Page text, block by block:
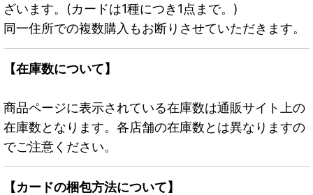
ざいます。(カードは1種につき1点まで。)
同一住所での複数購入もお断りさせていただきます。
【在庫数について】
商品ページに表示されている在庫数は通販サイト上の
在庫数となります。各店舗の在庫数とは異なりますの
でご注意ください。
【カードの梱包方法について】